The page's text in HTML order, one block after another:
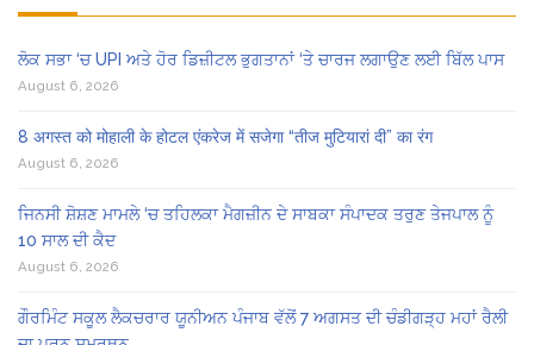
ਲੋਕ ਸਭਾ ‘ਚ UPI ਅਤੇ ਹੋਰ ਡਿਜ਼ੀਟਲ ਭੁਗਤਾਨਾਂ ‘ਤੇ ਚਾਰਜ ਲਗਾਉਣ ਲਈ ਬਿੱਲ ਪਾਸ
August 6, 2026
8 अगस्त को मोहाली के होटल एंकरेज में सजेगा “तीज मुटियारां दी” का रंग
August 6, 2026
ਜਿਨਸੀ ਸ਼ੋਸ਼ਣ ਮਾਮਲੇ ‘ਚ ਤਹਿਲਕਾ ਮੈਗਜ਼ੀਨ ਦੇ ਸਾਬਕਾ ਸੰਪਾਦਕ ਤਰੁਣ ਤੇਜਪਾਲ ਨੂੰ
10 ਸਾਲ ਦੀ ਕੈਦ
August 6, 2026
ਗੌਰਮਿੰਟ ਸਕੂਲ ਲੈਕਚਰਾਰ ਯੂਨੀਅਨ ਪੰਜਾਬ ਵੱਲੋਂ 7 ਅਗਸਤ ਦੀ ਚੰਡੀਗੜ੍ਹ ਮਹਾਂ ਰੈਲੀ